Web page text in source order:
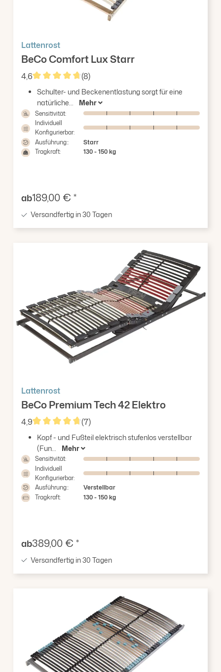
Lattenrost
BeCo Comfort Lux Starr
4,6
Durchschnittliche Bewertung von 4.63 von 5
(8)
Schulter- und Beckenentlastung sorgt für eine
natürliche...
Mehr
Sensitivität:
Individuell
Konfigurierbar:
Ausführung::
Starr
Tragkraft:
130 - 150 kg
Verkaufspreis:
ab189,00 € *
Versandfertig in 30 Tagen
Lattenrost
BeCo Premium Tech 42 Elektro
4,9
Durchschnittliche Bewertung von 4.86 von 5
(7)
Kopf - und Fußteil elektrisch stufenlos verstellbar
(Fun...
Mehr
Sensitivität:
Individuell
Konfigurierbar:
Ausführung::
Verstellbar
Tragkraft:
130 - 150 kg
Verkaufspreis:
ab389,00 € *
Versandfertig in 30 Tagen